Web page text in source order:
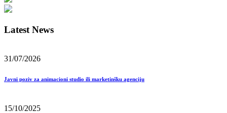
Latest News
31/07/2026
Javni poziv za animacioni studio ili marketinšku agenciju
15/10/2025